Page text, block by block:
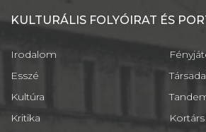
KULTURÁLIS FOLYÓIRAT ÉS
Irodalom
Esszé
Kultúra
Kritika